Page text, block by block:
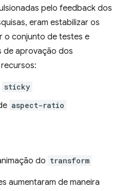
pelo feedback dos
eram estabilizar os
o conjunto de testes e
de aprovação dos
sticky
aspect-ratio
do transform
aumentaram de maneira